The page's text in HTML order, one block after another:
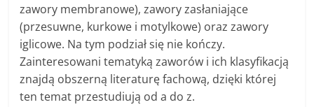
zawory membranowe), zawory zasłaniające
(przesuwne, kurkowe i motylkowe) oraz zawory
iglicowe. Na tym podział się nie kończy.
Zainteresowani tematyką zaworów i ich klasyfikacją
znajdą obszerną literaturę fachową, dzięki której
ten temat przestudiują od a do z.